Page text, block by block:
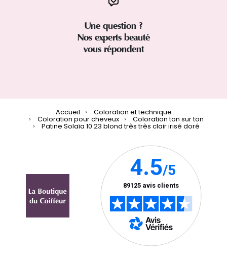
Une question ?
Nos experts beauté
vous répondent
Accueil Coloration et technique
Coloration pour cheveux Coloration ton sur ton
Patine Solaïa 10.23 blond très très clair irisé doré